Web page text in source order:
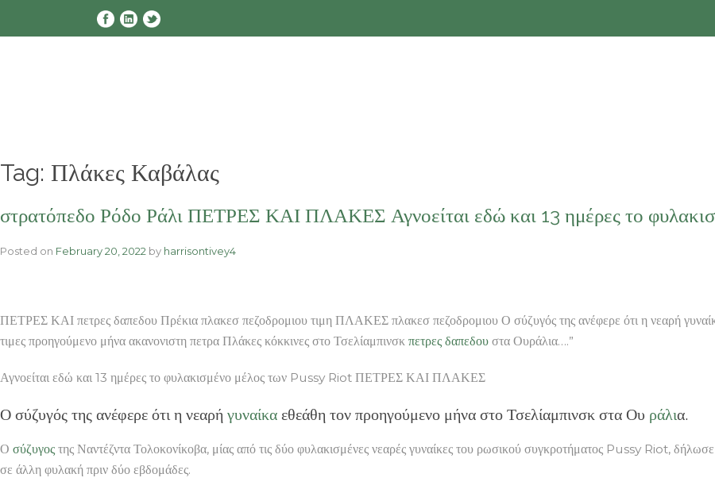
Tag: Πλάκες Καβάλας
στρατόπεδο Ρόδο Ράλι ΠΕΤΡΕΣ ΚΑΙ ΠΛΑΚΕΣ Αγνοείται εδώ και 13 ημέρες το
Posted on February 20, 2022 by harrisontivey4
ΠΕΤΡΕΣ ΚΑΙ πετρες δαπεδου Πρέκια πλακεσ πεζοδρομιου τιμη ΠΛΑΚΕΣ πλακεσ πεζοδρομιου Ο σύζυγός της ανέφερε ότι η νεαρή
τιμες προηγούμενο μήνα ακανονιστη πετρα Πλάκες κόκκινες στο Τσελίαμπινσκ πετρες δαπεδου στα Ουράλια….”
Αγνοείται εδώ και 13 ημέρες το φυλακισμένο μέλος των Pussy Riot ΠΕΤΡΕΣ ΚΑΙ ΠΛΑΚΕΣ
Ο σύζυγός της ανέφερε ότι η νεαρή γυναίκα εθεάθη τον προηγούμενο μήνα στο Τσελίαμπινσκ στα Ου ράλια.
Ο σύζυγος της Ναντέζντα Τολοκονίκοβα, μίας από τις δύο φυλακισμένες νεαρές γυναίκες του ρωσικού συγκροτήματος Pussy Riot,
σε άλλη φυλακή πριν δύο εβδομάδες.